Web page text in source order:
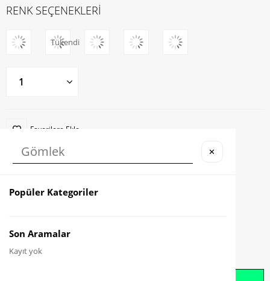
RENK SEÇENEKLERİ
Tükendi
Favorilere Ekle
Karşılaştır
Gelince Haber Ver
✕
Popüler Kategoriler
Son Aramalar
Kayıt yok